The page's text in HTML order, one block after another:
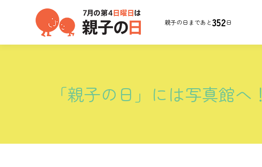
親子の日まであと352日
「親子の日」には写真館へ！